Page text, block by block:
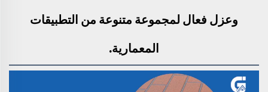
وعزل فعال لمجموعة متنوعة من التطبيقات
المعمارية.